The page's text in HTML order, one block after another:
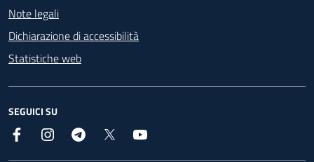
Note legali
Dichiarazione di accessibilità
Statistiche web
SEGUICI SU
Facebook InstagramTelegram